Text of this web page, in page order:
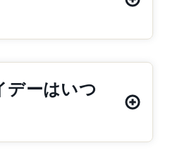
デーはいつ